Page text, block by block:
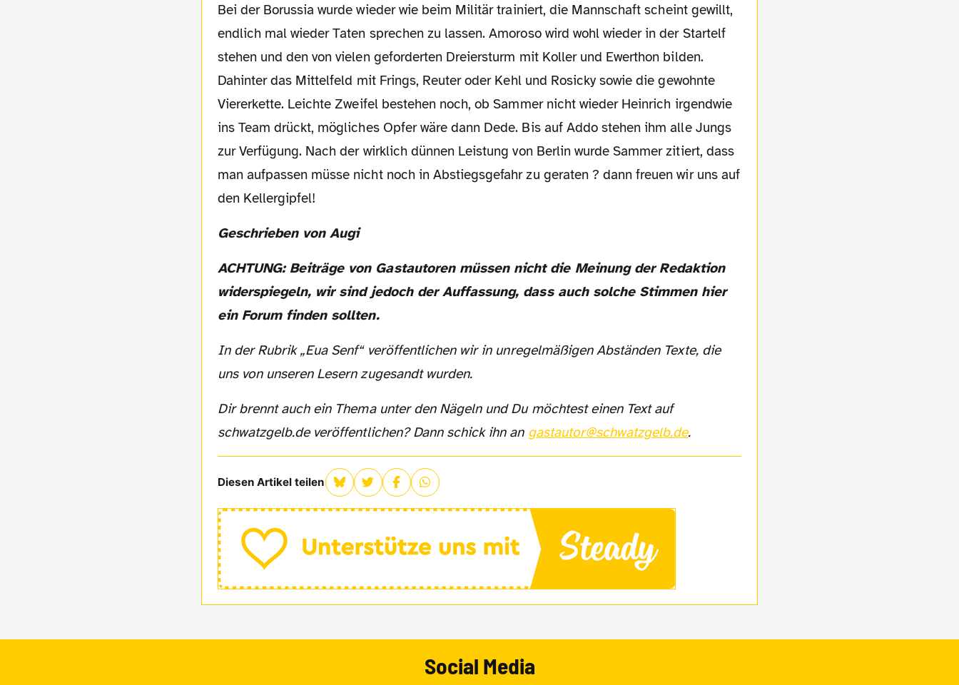
Bei der Borussia wurde wieder wie beim Militär trainiert, die Mannschaft scheint gewillt,
endlich mal wieder Taten sprechen zu lassen. Amoroso wird wohl wieder in der Startelf
stehen und den von vielen geforderten Dreiersturm mit Koller und Ewerthon bilden.
Dahinter das Mittelfeld mit Frings, Reuter oder Kehl und Rosicky sowie die gewohnte
Viererkette. Leichte Zweifel bestehen noch, ob Sammer nicht wieder Heinrich irgendwie
ins Team drückt, mögliches Opfer wäre dann Dede. Bis auf Addo stehen ihm alle Jungs
zur Verfügung. Nach der wirklich dünnen Leistung von Berlin wurde Sammer zitiert, dass
man aufpassen müsse nicht noch in Abstiegsgefahr zu geraten ? dann freuen wir uns auf
den Kellergipfel!
Geschrieben von Augi
ACHTUNG: Beiträge von Gastautoren müssen nicht die Meinung der Redaktion
widerspiegeln, wir sind jedoch der Auffassung, dass auch solche Stimmen hier
ein Forum finden sollten.
In der Rubrik „Eua Senf“ veröffentlichen wir in unregelmäßigen Abständen Texte, die
uns von unseren Lesern zugesandt wurden.
Dir brennt auch ein Thema unter den Nägeln und Du möchtest einen Text auf
schwatzgelb.de veröffentlichen? Dann schick ihn an gastautor@schwatzgelb.de.
Diesen Artikel teilen
Social Media